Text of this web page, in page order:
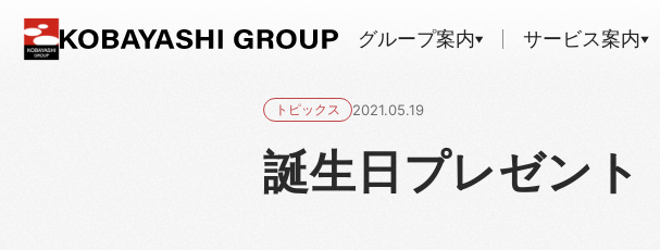
グループ案内 サービス案内
トピックス 2021.05.19
誕生日プレゼント